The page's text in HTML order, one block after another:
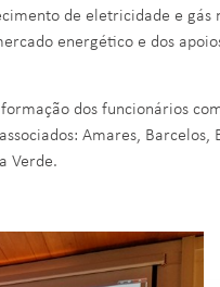
de eletricidade e gás
energético e dos
dos funcionários
Amares, Barcelos,
Verde.